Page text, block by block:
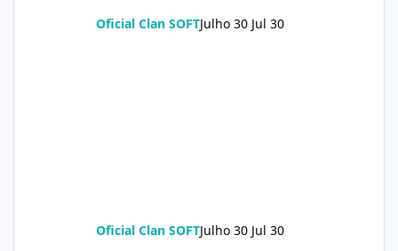
Oficial Clan SOFTJulho 30 Jul 30
Oficial Clan SOFTJulho 30 Jul 30